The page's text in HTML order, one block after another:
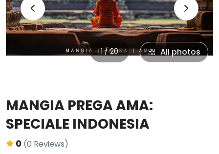
‹ ›
1 / 20 All photos
MANGIA PREGA AMA:
SPECIALE INDONESIA
0 (0 Reviews)